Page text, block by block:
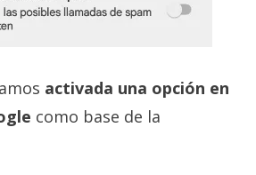
activada una opción en
como base de la